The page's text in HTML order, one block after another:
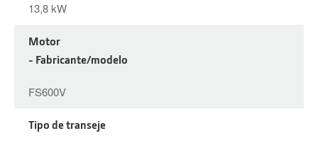
13,8 kW
Motor
- Fabricante/modelo
FS600V
Tipo de transeje